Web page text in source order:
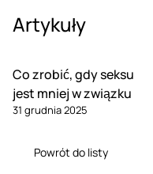
Artykuły
Co zrobić, gdy seksu
jest mniej w związku
31 grudnia 2025
Powrót do listy